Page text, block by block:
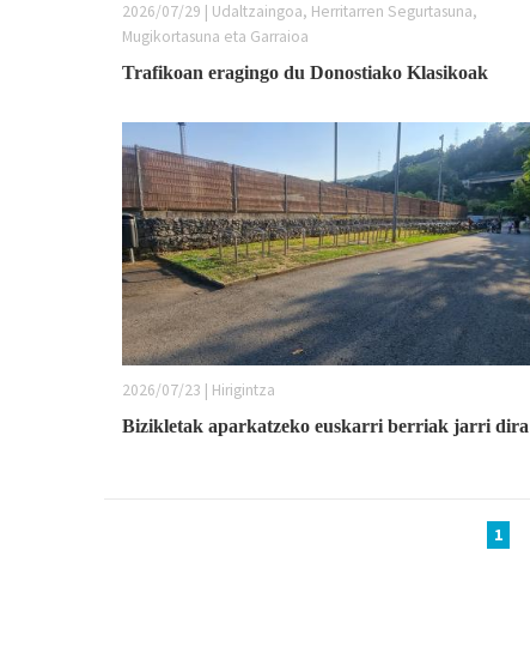
2026/07/29 | Udaltzaingoa, Herritarren Segurtasuna,
Mugikortasuna eta Garraioa
Trafikoan eragingo du Donostiako Klasikoak
2026/07/23 | Hirigintza
Bizikletak aparkatzeko euskarri berriak jarri dira
1